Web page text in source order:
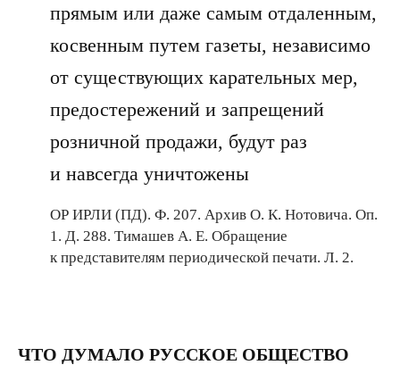
прямым или даже самым отдаленным,
косвенным путем газеты, независимо
от существующих карательных мер,
предостережений и запрещений
розничной продажи, будут раз
и навсегда уничтожены
ОР ИРЛИ (ПД). Ф. 207. Архив О. К. Нотовича. Оп.
1. Д. 288. Тимашев А. Е. Обращение
к представителям периодической печати. Л. 2.
ЧТО ДУМАЛО РУССКОЕ ОБЩЕСТВО